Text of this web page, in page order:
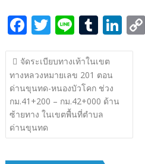
b
o
o
k
er bl
r
e
dI
F
ac
e
b
o
o
k
T
w
itt
er
Li
n
e
T
u
m
bl
r
Li
n
แนะแนว
เรื่อง
จัดระเบียบทางเท้าในเขต
ทางหลวงหมายเลข 201 ตอน
ด่านขุนทด-หนองบัวโคก ช่วง
กม.41+200 – กม.42+000 ด้าน
ซ้ายทาง ในเขตพื้นที่ตำบล
ด่านขุนทด